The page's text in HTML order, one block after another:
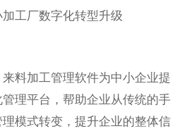
工厂数字化转型升级
加工管理软件为中小企业提
理平台，帮助企业从传统的手
模式转变，提升企业的整体信